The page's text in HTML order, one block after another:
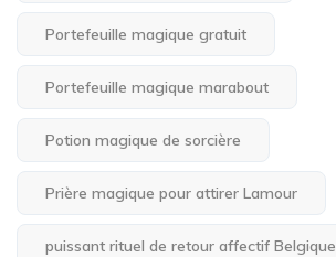
Portefeuille magique gratuit
Portefeuille magique marabout
Potion magique de sorcière
Prière magique pour attirer Lamour
puissant rituel de retour affectif Belgique